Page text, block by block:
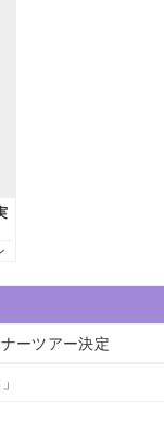
ーツアー決定